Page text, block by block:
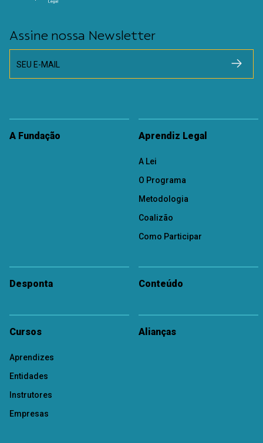
Assine nossa Newsletter
SEU E-MAIL
A Fundação Aprendiz Legal
A Lei
O Programa
Metodologia
Coalizão
Como Participar
Desponta Conteúdo
Cursos
Aprendizes
Entidades
Instrutores
Empresas
Alianças